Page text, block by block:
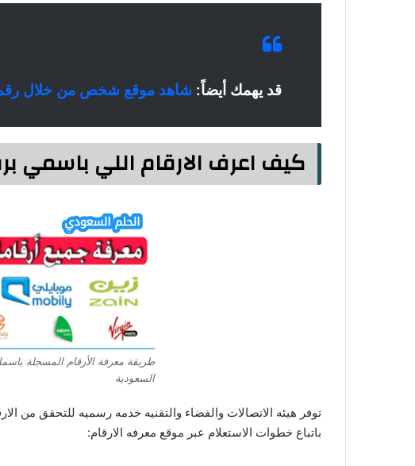
قد يهمك أيضاً: شاهد موقع شخص من خلال
كيف اعرف الارقام اللي باسمي
طريقة معرفة الأرقام المسجلة
السعودية
توفر هيئه الاتصالات والفضاء والتقنيه خدمه رسميه للتحقق من
باتباع خطوات الاستعلام عبر موقع معرفه الارقام: